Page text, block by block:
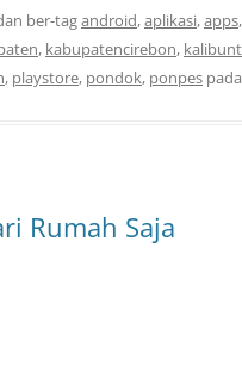
ber-tagandroid,aplikasi,apps,
, kabupatencirebon,
, playstore, pondok, ponpes pada
Rumah Saja